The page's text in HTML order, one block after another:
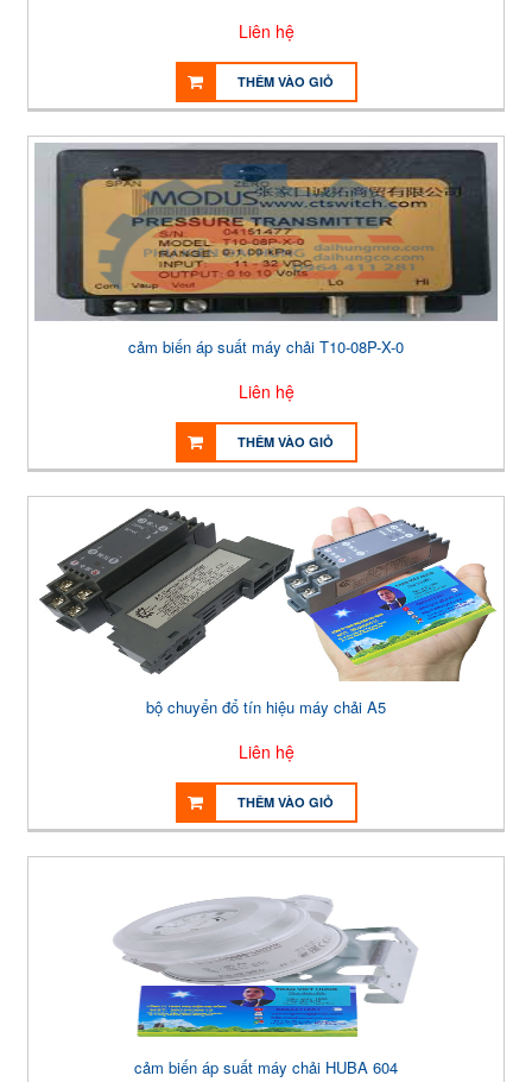
Liên hệ
THÊM VÀO GIỎ
cảm biến áp suất máy chải T10-08P-X-0
Liên hệ
THÊM VÀO GIỎ
bộ chuyển đổ tín hiệu máy chải A5
Liên hệ
THÊM VÀO GIỎ
cảm biến áp suất máy chải HUBA 604